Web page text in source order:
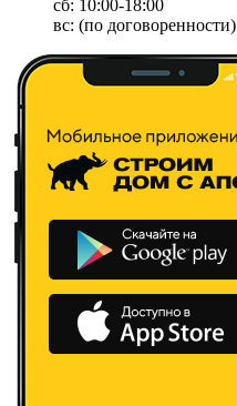
сб: 10:00-18:00
вс: (по договоренности)